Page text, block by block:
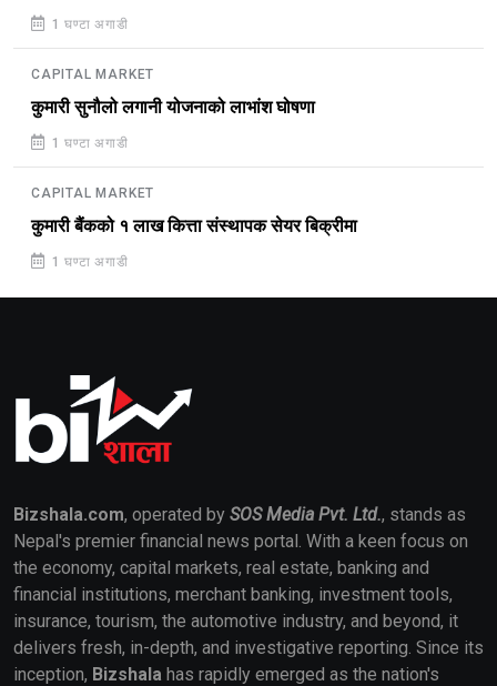
1 घण्टा अगाडी
CAPITAL MARKET
कुमारी सुनौलो लगानी योजनाको लाभांश घोषणा
1 घण्टा अगाडी
CAPITAL MARKET
कुमारी बैंकको १ लाख कित्ता संस्थापक सेयर बिक्रीमा
1 घण्टा अगाडी
Bizshala.com, operated by SOS Media Pvt. Ltd., stands as
Nepal's premier financial news portal. With a keen focus on
the economy, capital markets, real estate, banking and
financial institutions, merchant banking, investment tools,
insurance, tourism, the automotive industry, and beyond, it
delivers fresh, in-depth, and investigative reporting. Since its
inception, Bizshala has rapidly emerged as the nation's